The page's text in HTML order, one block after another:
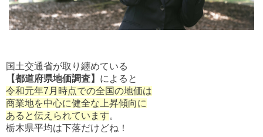
国土交通省が取り纏めている
【都道府県地価調査】 によると
令和元年7月時点での全国の地価は
商業地を中心に健全な上昇傾向に
あると伝えられています。
栃木県平均は下落だけどね！